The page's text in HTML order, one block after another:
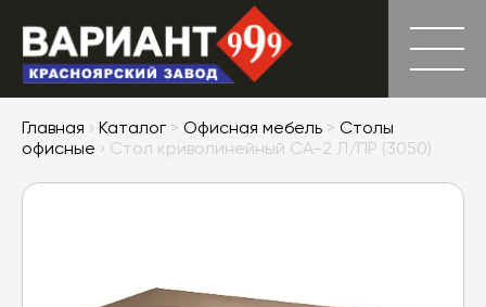
Главная › Каталог > Офисная мебель > Столы
офисные › Стол криволинейный СА-2 Л/ПР (3050)